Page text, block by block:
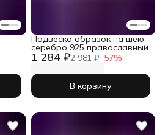
1 284 ₽2 981 ₽−57%
Подвеска образок на шею
серебро 925 православный
В корзину